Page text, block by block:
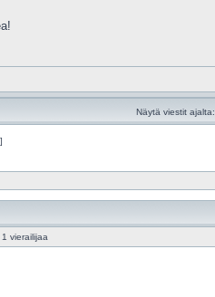
Näytä viestit ajalta:
vierailijaa